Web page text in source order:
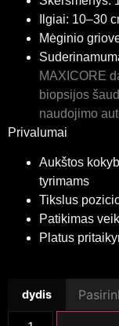
Ilgiai: 10–30
Mėginio
MAXICORE
biopsijos
naudojimo
Privalumai
Aukštos
tyrimams
Tikslus
Patikimas
Platus
dydis